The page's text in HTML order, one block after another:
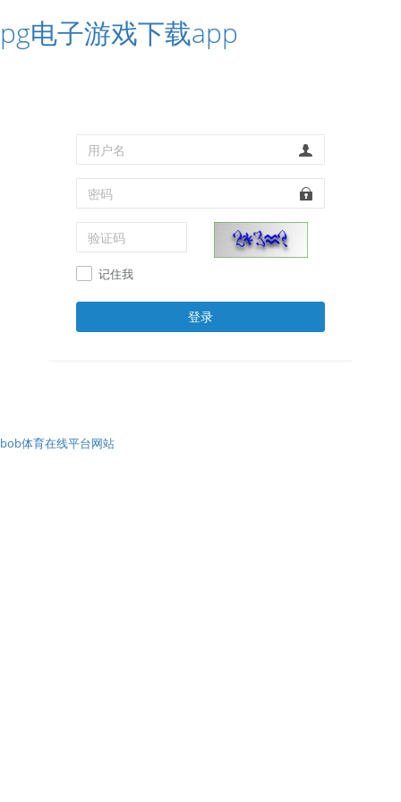
pg电子游戏下载app
记住我
登录
bob体育在线平台网站